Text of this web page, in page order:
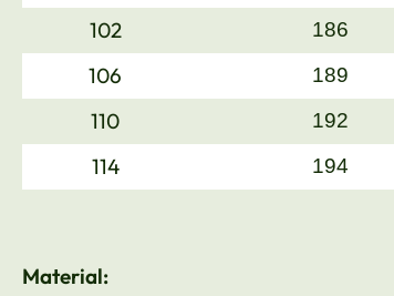
102 186
106 189
110 192
114 194
Material: